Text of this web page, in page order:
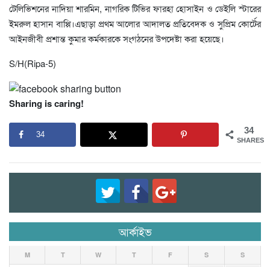
টেলিভিশনের নাদিয়া শারমিন, নাগরিক টিভির ফারহা হোসাইন ও ডেইলি স্টারের
ইমরুল হাসান বাপ্পি।এছাড়া প্রথম আলোর আদালত প্রতিবেদক ও সুপ্রিম কোর্টের
আইনজীবী প্রশান্ত কুমার কর্মকারকে সংগঠনের উপদেষ্টা করা হয়েছে।
S/H(Ripa-5)
Sharing is caring!
34
SHARES
34
আর্কাইভ
M T W T F S S